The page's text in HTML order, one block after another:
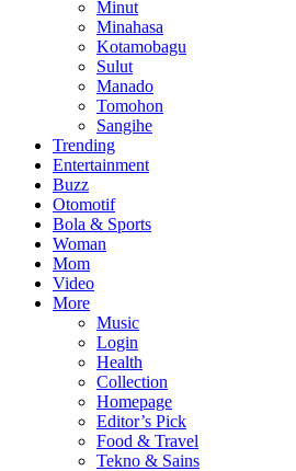
Minut
Minahasa
Kotamobagu
Sulut
Manado
Tomohon
Sangihe
Trending
Entertainment
Buzz
Otomotif
Bola & Sports
Woman
Mom
Video
More
Music
Login
Health
Collection
Homepage
Editor’s Pick
Food & Travel
Tekno & Sains